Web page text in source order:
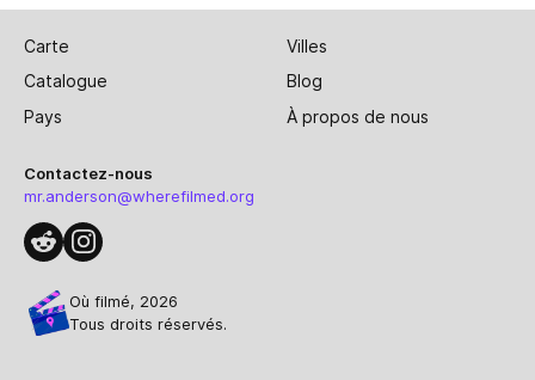
Carte
Villes
Catalogue
Blog
Pays
À propos de nous
Contactez-nous
mr.anderson@wherefilmed.org
Où filmé, 2026
Tous droits réservés.